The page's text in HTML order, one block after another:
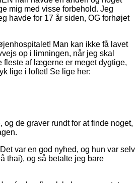
mig med visse forbehold. Jeg
havde for 17 år siden, OG forhøjet
Man kan ikke få lavet
op i limningen, når jeg skal
fleste af lægerne er meget dygtige,
lige i loftet! Se lige her:
de graver rundt for at finde noget,
var en god nyhed, og hun var selv
thai), og så betalte jeg bare